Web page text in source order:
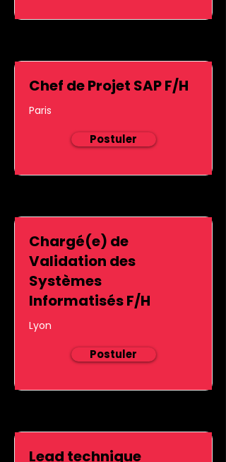
Chef de Projet SAP F/H
Paris
Postuler
Chargé(e) de
Validation des
Systèmes
Informatisés F/H
Lyon
Postuler
Lead technique